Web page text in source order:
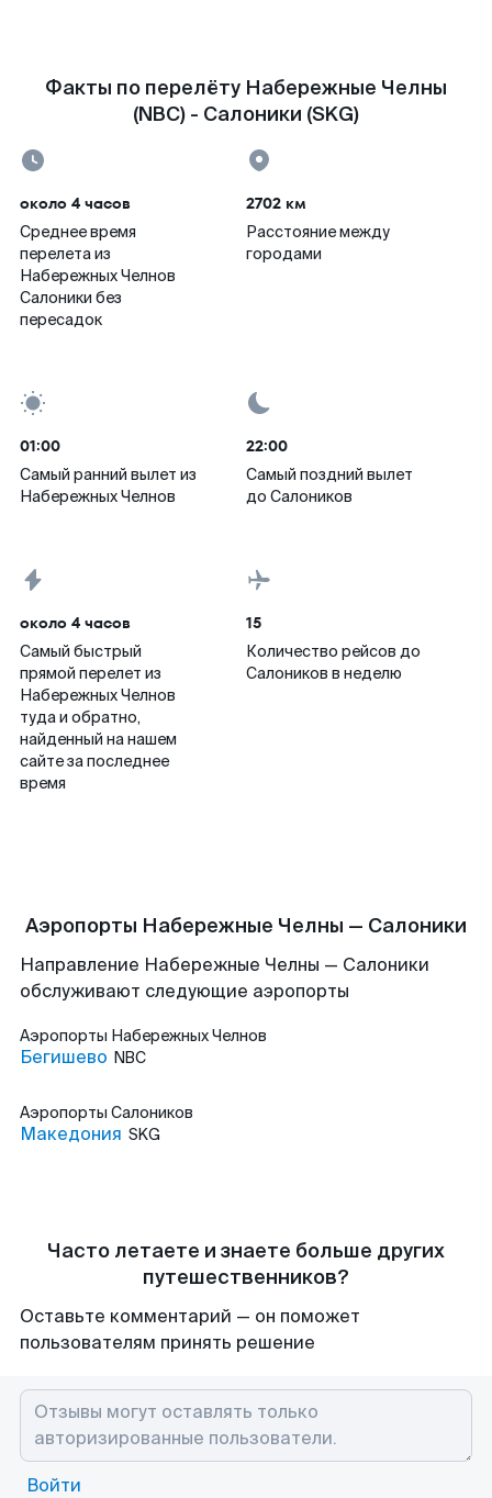
Факты по перелёту Набережные Челны
(NBC) - Салоники (SKG)
около 4 часов
Среднее время
перелета из
Набережных Челнов
Салоники без
пересадок
2702 км
Расстояние между
городами
01:00
Самый ранний вылет из
Набережных Челнов
22:00
Самый поздний вылет
до Салоников
около 4 часов
Самый быстрый
прямой перелет из
Набережных Челнов
туда и обратно,
найденный на нашем
сайте за последнее
время
15
Количество рейсов до
Салоников в неделю
Аэропорты Набережные Челны — Салоники
Направление Набережные Челны — Салоники
обслуживают следующие аэропорты
Аэропорты Набережных Челнов
Бегишево NBC
Аэропорты Салоников
Македония SKG
Часто летаете и знаете больше других
путешественников?
Оставьте комментарий — он поможет
пользователям принять решение
Войти